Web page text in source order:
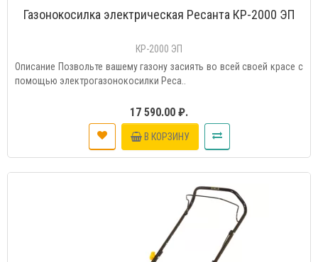
Газонокосилка электрическая Ресанта КР-2000 ЭП
КР-2000 ЭП
Описание Позвольте вашему газону засиять во всей своей красе с
помощью электрогазонокосилки Реса..
17 590.00 ₽.
В КОРЗИНУ